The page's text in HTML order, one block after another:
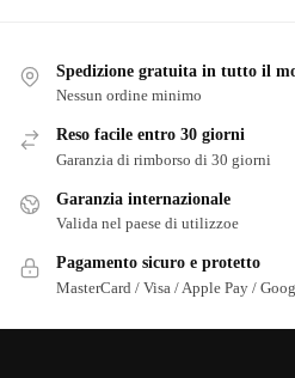
Spedizione gratuita in tutto il
Nessun ordine minimo
Reso facile entro 30 giorni
Garanzia di rimborso di 30 giorni
Garanzia internazionale
Valida nel paese di utilizzoe
Pagamento sicuro e protetto
MasterCard / Visa / Apple Pay /